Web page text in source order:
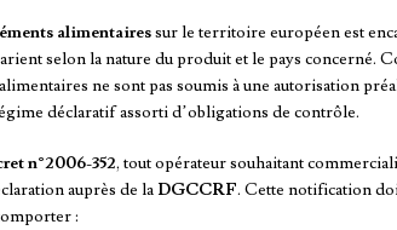
alimentairessur le territoire européen est
selon la nature du produit et le pays concerné.
ne sont pas soumis à une autorisation
déclaratif assorti d’obligations de contrôle.
n°2006-352, tout opérateur souhaitant
auprès de la DGCCRF. Cette notification
: